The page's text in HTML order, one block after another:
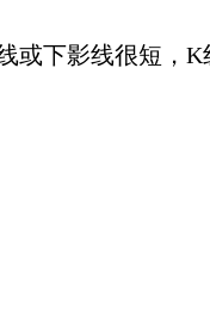
下影线很短，